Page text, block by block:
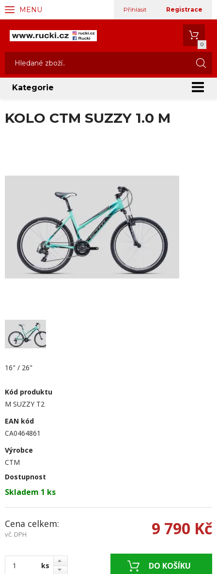
MENU Přihlásit Registrace
0
Kategorie
KOLO CTM SUZZY 1.0 M
16" / 26"
Kód produktu
M SUZZY T2
EAN kód
CA0464861
Výrobce
CTM
Dostupnost
Skladem 1 ks
Cena celkem:
vč. DPH 9 790 Kč
ks